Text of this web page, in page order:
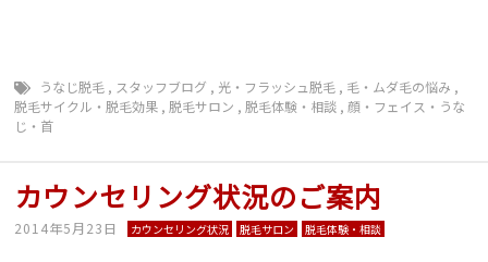
うなじ脱毛 , スタッフブログ , 光・フラッシュ脱毛 , 毛・ムダ毛の悩み ,
脱毛サイクル・脱毛効果 ,脱毛サロン ,脱毛体験・相談 ,顔・フェイス・うな
じ・首
カウンセリング状況のご案内
2014年5月23日 カウンセリング状況 脱毛サロン 脱毛体験・相談